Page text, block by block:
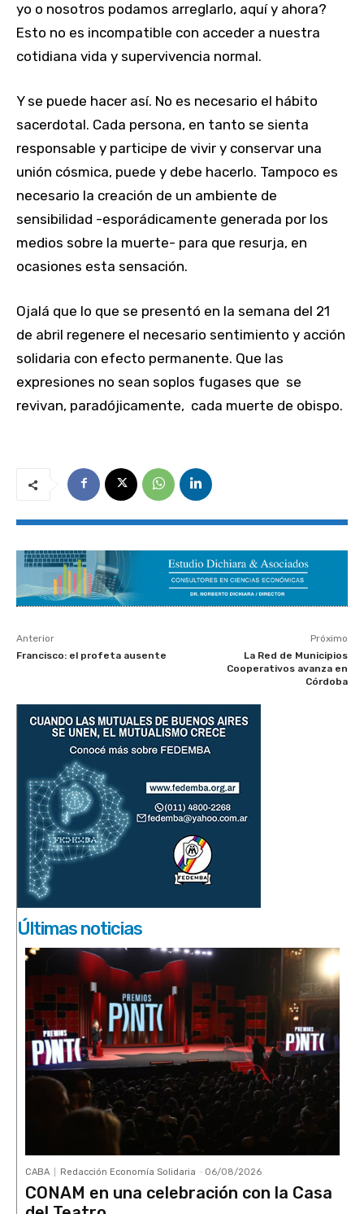
yo o nosotros podamos arreglarlo, aquí y ahora?
Esto no es incompatible con acceder a nuestra
cotidiana vida y supervivencia normal.
Y se puede hacer así. No es necesario el hábito
sacerdotal. Cada persona, en tanto se sienta
responsable y participe de vivir y conservar una
unión cósmica, puede y debe hacerlo. Tampoco es
necesario la creación de un ambiente de
sensibilidad -esporádicamente generada por los
medios sobre la muerte- para que resurja, en
ocasiones esta sensación.
Ojalá que lo que se presentó en la semana del 21
de abril regenere el necesario sentimiento y acción
solidaria con efecto permanente. Que las
expresiones no sean soplos fugases que se
revivan, paradójicamente, cada muerte de obispo.
Anterior
Francisco: el profeta ausente
Próximo
La Red de Municipios
Cooperativos avanza en
Córdoba
Últimas noticias
CABA Redacción Economía Solidaria - 06/08/2026
CONAM en una celebración con la Casa